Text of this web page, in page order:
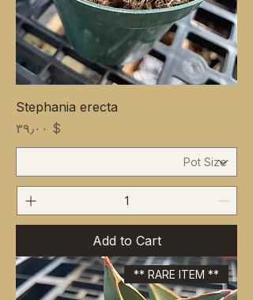
Stephania erecta
Price
$ ۳۹٫۰۰
Add to Cart
** RARE ITEM **